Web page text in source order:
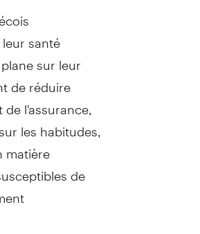
santé
sur leur
de réduire
l'assurance,
les habitudes,
matière
de